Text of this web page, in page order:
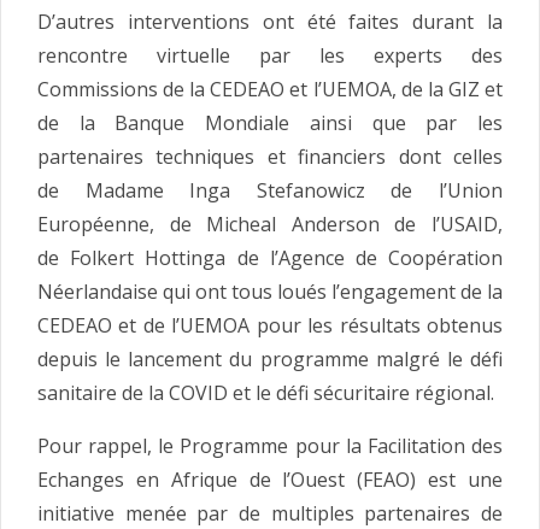
D’autres interventions ont été faites durant la
rencontre virtuelle par les experts des
Commissions de la CEDEAO et l’UEMOA, de la GIZ et
de la Banque Mondiale ainsi que par les
partenaires techniques et financiers dont celles
de Madame Inga Stefanowicz de l’Union
Européenne, de Micheal Anderson de l’USAID,
de Folkert Hottinga de l’Agence de Coopération
Néerlandaise qui ont tous loués l’engagement de la
CEDEAO et de l’UEMOA pour les résultats obtenus
depuis le lancement du programme malgré le défi
sanitaire de la COVID et le défi sécuritaire régional.
Pour rappel, le Programme pour la Facilitation des
Echanges en Afrique de l’Ouest (FEAO) est une
initiative menée par de multiples partenaires de